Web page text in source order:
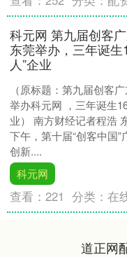
科元网 第九届创客
东莞举办，三年诞生
人”企业
（原标题：第九届创客
举办科元网 ，三年诞生
业） 南方财经记者程浩
下午，第十届“创客中国”
创新....
科元网
查看：221 分类：在
道正网